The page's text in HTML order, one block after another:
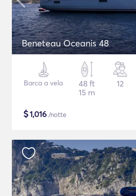
Beneteau Oceanis 48
Barca a vela
48 ft
15 m
12
$1,016 /notte